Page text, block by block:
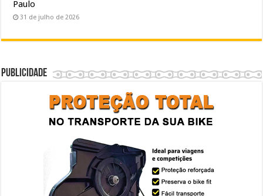
Paulo
31 de julho de 2026
Publicidade